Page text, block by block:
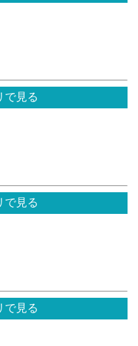
で見る
で見る
で見る